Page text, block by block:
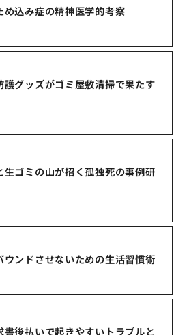
め込み症の精神医学的考察
護グッズがゴミ屋敷清掃で果たす
生ゴミの山が招く孤独死の事例研
ウンドさせないための生活習慣術
書後払いで起きやすいトラブルと